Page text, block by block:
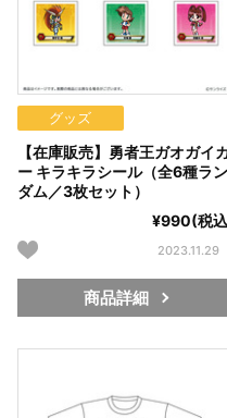
グッズ
【在庫販売】勇者王ガオガイ
ー キラキラシール（全6種ラン
ダム／3枚セット）
¥990(税
2023.11.29
商品詳細